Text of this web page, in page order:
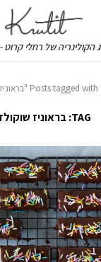
הקולינריה של רחלי קרוט
Posts tagged with "בראוניז שוקולד"
TAG: בראוניז